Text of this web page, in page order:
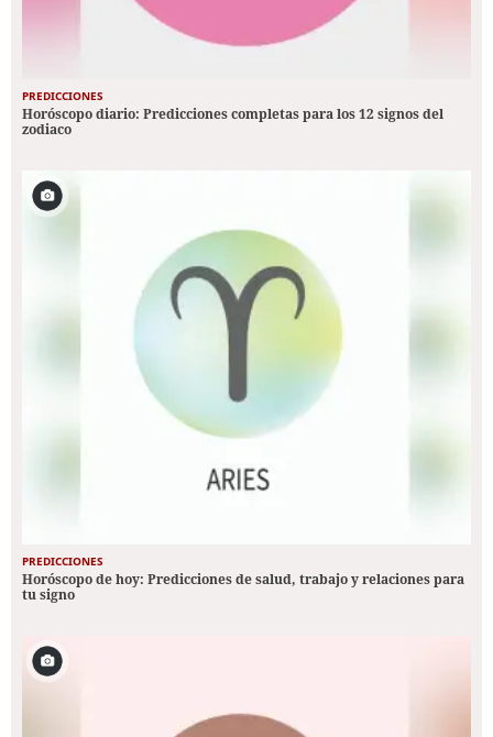
PREDICCIONES
Horóscopo diario: Predicciones completas para los 12 signos del
zodiaco
PREDICCIONES
Horóscopo de hoy: Predicciones de salud, trabajo y relaciones para
tu signo